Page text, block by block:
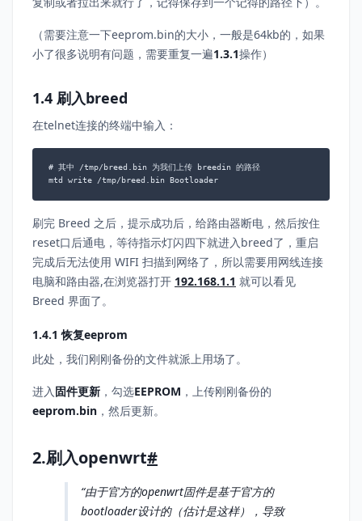
（需要注意一下eeprom.bin的大小，一般是64kb的，如果
小了很多说明有问题，需要重复一遍1.3.1操作）
1.4 刷入breed
在telnet连接的终端中输入：
# 其中 /tmp/breed.bin 为我们上传 breedin 的路径
mtd write /tmp/breed.bin Bootloader
刷完 Breed 之后，提示成功后，给路由器断电，然后按住
reset口后通电，等待指示灯闪四下就进入breed了，重启
完成后无法使用 WIFI 扫描到网络了，所以需要用网线连接
电脑和路由器,在浏览器打开 192.168.1.1 就可以看见
Breed 界面了。
1.4.1 恢复eeprom
此处，我们刚刚备份的文件就派上用场了。
进入固件更新 ，勾选EEPROM ，上传刚刚备份的
eeprom.bin ，然后更新。
2.刷入openwrt#
由于官方的openwrt固件是基于官方的
bootloader设计的（估计是这样），导致